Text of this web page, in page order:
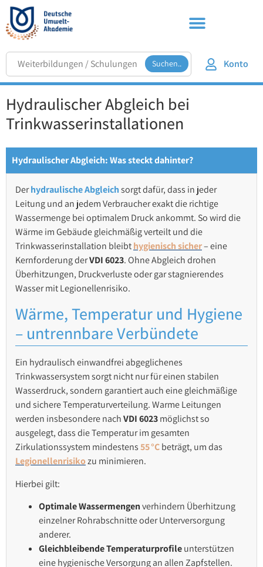
Suchen.. Konto
Hydraulischer Abgleich bei
Trinkwasserinstallationen
Hydraulischer Abgleich: Was steckt dahinter?
Derhydraulische Abgleichsorgt dafür, dass in jeder
Leitung und an jedem Verbraucher exakt die richtige
Wassermenge bei optimalem Druck ankommt. So wird die
Wärme im Gebäude gleichmäßig verteilt und die
Trinkwasserinstallation bleibthygienisch sicher– eine
Kernforderung derVDI 6023. Ohne Abgleich drohen
Überhitzungen, Druckverluste oder gar stagnierendes
Wasser mit Legionellenrisiko.
Wärme, Temperatur und Hygiene
– untrennbare Verbündete
Ein hydraulisch einwandfrei abgeglichenes
Trinkwassersystem sorgt nicht nur für einen stabilen
Wasserdruck, sondern garantiert auch eine gleichmäßige
und sichere Temperaturverteilung. Warme Leitungen
werden insbesondere nachVDI 6023möglichst so
ausgelegt, dass die Temperatur im gesamten
Zirkulationssystem mindestens55 °Cbeträgt, um das
Legionellenrisikozu minimieren.
Hierbei gilt:
Optimale Wassermengenverhindern Überhitzung
einzelner Rohrabschnitte oder Unterversorgung
anderer.
Gleichbleibende Temperaturprofileunterstützen
eine hygienische Versorgung an allen Zapfstellen.